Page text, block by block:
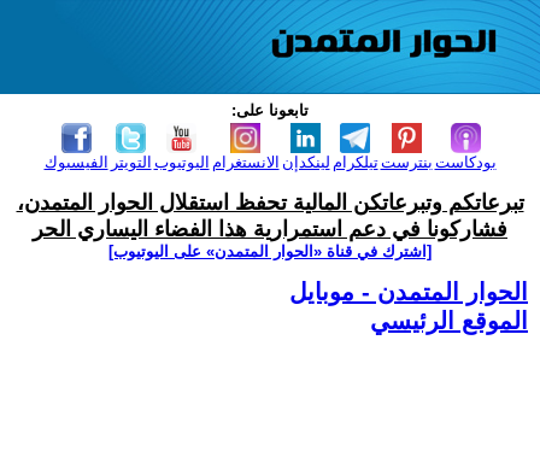
تابعونا على:
الفيسبوك التويتر اليوتيوب الانستغرام لينكدإن تيلكرامبنترست بودكاست
تبرعاتكم وتبرعاتكن المالية تحفظ استقلال الحوار المتمدن،
فشاركونا في دعم استمرارية هذا الفضاء اليساري الحر
[اشترك في قناة ‫«الحوار المتمدن» على اليوتيوب]
الحوار المتمدن - موبايل
الموقع الرئيسي